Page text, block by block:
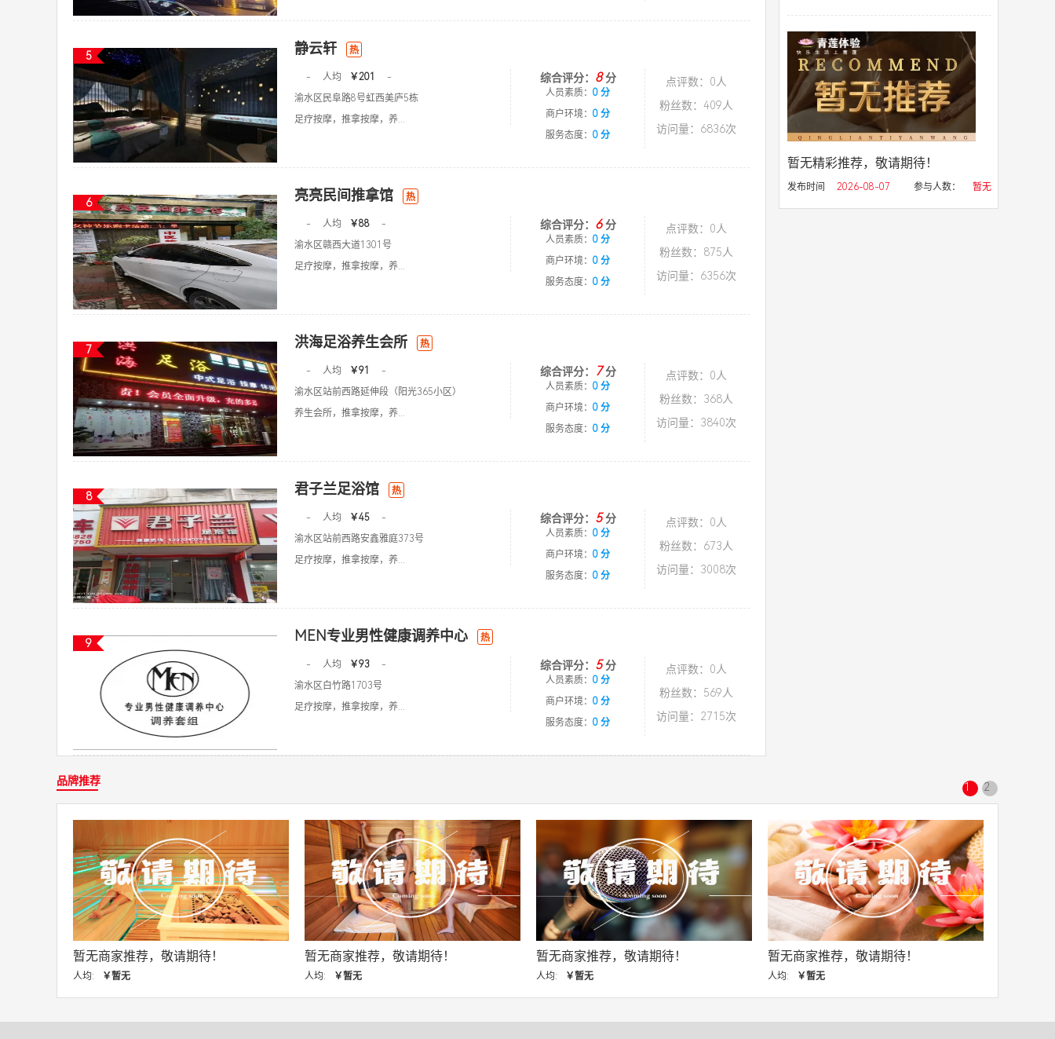
5 静云轩 热
- 人均 ￥201
-
渝水区民阜路8号虹西美庐5栋
足疗按摩，推拿按摩，养...
综合评分： 8分
人员素质： 0 分
商户环境： 0 分
服务态度： 0 分
点评数：0人
粉丝数：409人
访问量：6836次
6 亮亮民间推拿馆 热
- 人均 ￥88
-
渝水区赣西大道1301号
足疗按摩，推拿按摩，养...
综合评分： 6分
人员素质： 0 分
商户环境： 0 分
服务态度： 0 分
点评数：0人
粉丝数：875人
访问量：6356次
7 洪海足浴养生会所 热
- 人均 ￥91
-
渝水区站前西路延伸段（阳光365小区）
养生会所，推拿按摩，养...
综合评分： 7分
人员素质： 0 分
商户环境： 0 分
服务态度： 0 分
点评数：0人
粉丝数：368人
访问量：3840次
8 君子兰足浴馆 热
- 人均 ￥45
-
渝水区站前西路安鑫雅庭373号
足疗按摩，推拿按摩，养...
综合评分： 5分
人员素质： 0 分
商户环境： 0 分
服务态度： 0 分
点评数：0人
粉丝数：673人
访问量：3008次
9 MEN专业男性健康调养中心 热
- 人均 ￥93
-
渝水区白竹路1703号
足疗按摩，推拿按摩，养...
综合评分： 5分
人员素质： 0 分
商户环境： 0 分
服务态度： 0 分
点评数：0人
粉丝数：569人
访问量：2715次
暂无精彩推荐，敬请期待！
发布时间 2026-08-07 参与人数： 暂无
品牌推荐 1 2
敬请期待！ 暂无商家推荐，敬请期待！ 暂无商家推荐，敬请期待！ 暂无商家推荐，敬请期待！ 暂无商家推荐，敬请期待！